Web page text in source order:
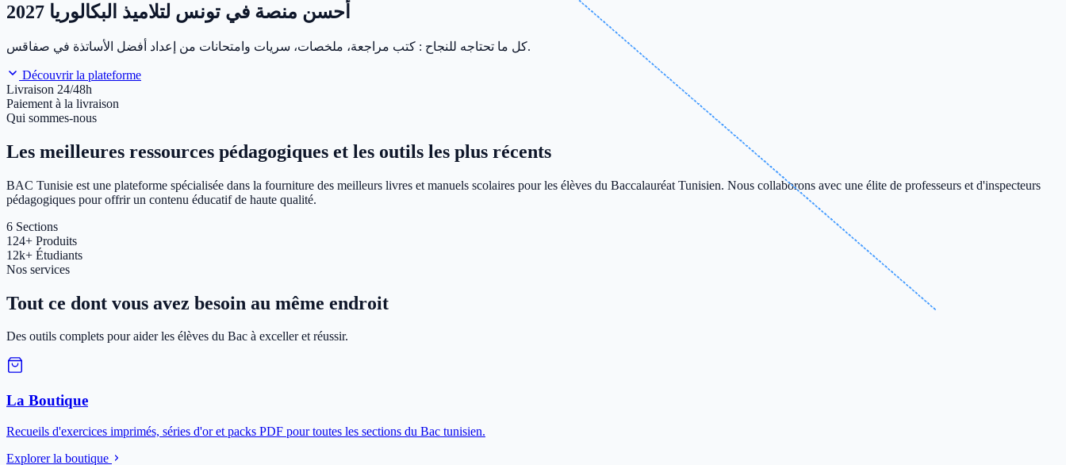
أحسن منصة في تونس لتلاميذ البكالوريا 2027
كل ما تحتاجه للنجاح : كتب مراجعة، ملخصات، سريات وامتحانات من إعداد أفضل الأساتذة في صفاقس.
Découvrir la plateforme
Livraison 24/48h
Paiement à la livraison
Qui sommes-nous
Les meilleures ressources pédagogiques et les outils les plus récents
BAC Tunisie est une plateforme spécialisée dans la fourniture des meilleurs livres et manuels scolaires pour les élèves du Baccalauréat Tunisien. Nous collaborons avec une élite de professeurs et d'inspecteurs
pédagogiques pour offrir un contenu éducatif de haute qualité.
6 Sections
124+ Produits
12k+ Étudiants
Nos services
Tout ce dont vous avez besoin au même endroit
Des outils complets pour aider les élèves du Bac à exceller et réussir.
La Boutique
Recueils d'exercices imprimés, séries d'or et packs PDF pour toutes les sections du Bac tunisien.
Explorer la boutique